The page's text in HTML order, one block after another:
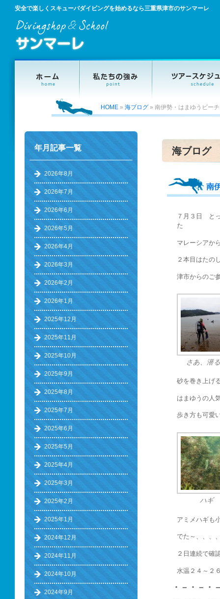
安全で楽しくスキューバダイビングを始めるなら三重県津市のサンマーレ
HOME » 海ブログ » 南伊勢・はまゆうビーチ
海ブログ
南
７月３日 と
た
マレーシアか
２本目はたの
津市からのご
さあ、潜
砂を巻き上げ
はまゆうの人
歩き方も可愛
ハギ
アミメハギも
でた～、、、
２日連続で確
水温２４～２
・－・－・
年月記事一覧
2026年8月
2026年7月
2026年6月
2026年5月
2026年4月
2026年3月
2026年2月
2026年1月
2025年12月
2025年11月
2025年10月
2025年9月
2025年8月
2025年7月
2025年6月
2025年5月
2025年4月
2025年3月
2025年2月
2025年1月
2024年12月
2024年11月
2024年10月
2024年9月